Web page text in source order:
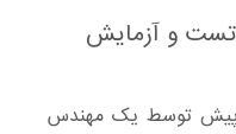
و آزمایش
در حدود 70 سال پیش توسط یک مهندس